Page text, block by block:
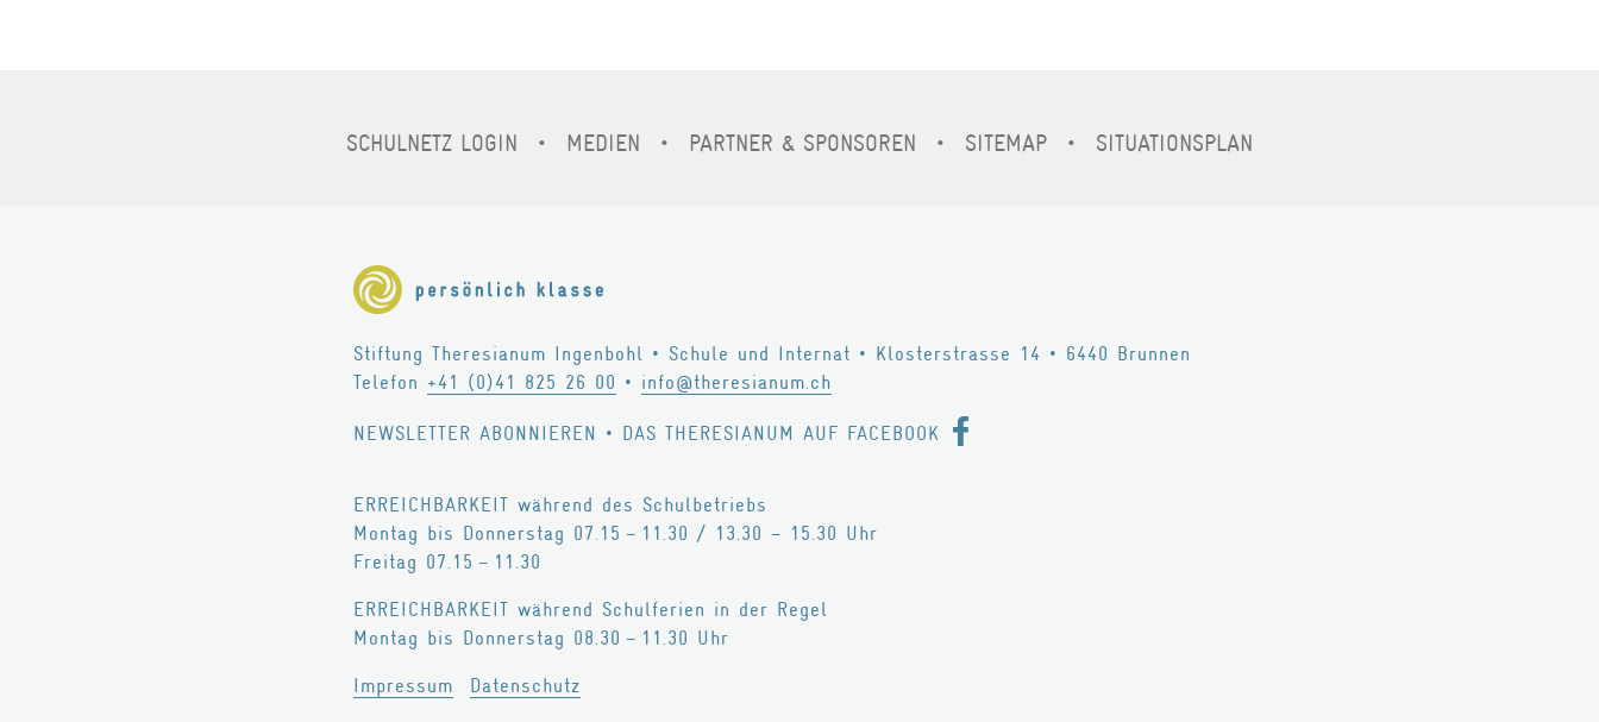
SCHULNETZ LOGIN MEDIEN PARTNER & SPONSOREN SITEMAP SITUATIONSPLAN
Stiftung Theresianum Ingenbohl • Schule und Internat • Klosterstrasse 14 • 6440 Brunnen
Telefon +41 (0)41 825 26 00 • info@theresianum.ch
NEWSLETTER ABONNIEREN • DAS THERESIANUM AUF FACEBOOK
ERREICHBARKEIT während des Schulbetriebs
Montag bis Donnerstag 07.15 – 11.30 / 13.30 – 15.30 Uhr
Freitag 07.15 – 11.30
ERREICHBARKEIT während Schulferien in der Regel
Montag bis Donnerstag 08.30 – 11.30 Uhr
Impressum Datenschutz